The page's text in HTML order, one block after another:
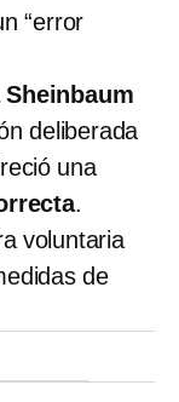
“error
deliberada
una
.
voluntaria
de